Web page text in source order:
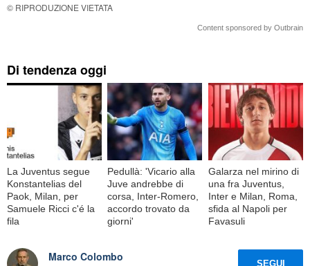
© RIPRODUZIONE VIETATA
Content sponsored by Outbrain
Di tendenza oggi
La Juventus segue
Konstantelias del
Paok, Milan, per
Samuele Ricci c'é la
fila
Pedullà: 'Vicario alla
Juve andrebbe di
corsa, Inter-Romero,
accordo trovato da
giorni'
Galarza nel mirino di
una fra Juventus,
Inter e Milan, Roma,
sfida al Napoli per
Favasuli
Marco Colombo
SEGUI